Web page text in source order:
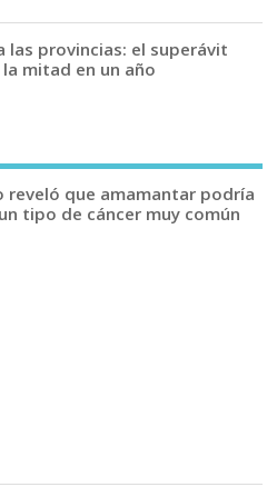
las provincias: el superávit
mitad en un año
reveló que amamantar podría
tipo de cáncer muy común